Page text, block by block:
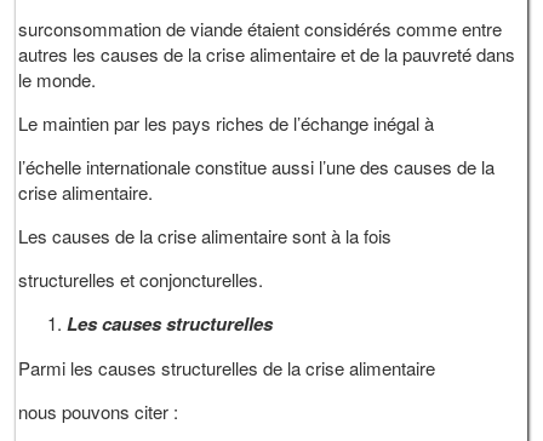
surconsommation de viande étaient considérés comme entre
autres les causes de la crise alimentaire et de la pauvreté dans
le monde.
Le maintien par les pays riches de l’échange inégal à
l’échelle internationale constitue aussi l’une des causes de la
crise alimentaire.
Les causes de la crise alimentaire sont à la fois
structurelles et conjoncturelles.
Les causes structurelles
Parmi les causes structurelles de la crise alimentaire
nous pouvons citer :